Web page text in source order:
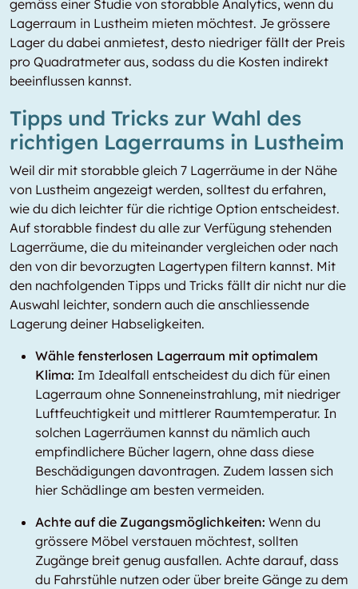
gemäss einer Studie von storabble Analytics, wenn du
Lagerraum in Lustheim mieten möchtest. Je grössere
Lager du dabei anmietest, desto niedriger fällt der Preis
pro Quadratmeter aus, sodass du die Kosten indirekt
beeinflussen kannst.
Tipps und Tricks zur Wahl des
richtigen Lagerraums in Lustheim
Weil dir mit storabble gleich 7 Lagerräume in der Nähe
von Lustheim angezeigt werden, solltest du erfahren,
wie du dich leichter für die richtige Option entscheidest.
Auf storabble findest du alle zur Verfügung stehenden
Lagerräume, die du miteinander vergleichen oder nach
den von dir bevorzugten Lagertypen filtern kannst. Mit
den nachfolgenden Tipps und Tricks fällt dir nicht nur die
Auswahl leichter, sondern auch die anschliessende
Lagerung deiner Habseligkeiten.
Wähle fensterlosen Lagerraum mit optimalem
Klima: Im Idealfall entscheidest du dich für einen
Lagerraum ohne Sonneneinstrahlung, mit niedriger
Luftfeuchtigkeit und mittlerer Raumtemperatur. In
solchen Lagerräumen kannst du nämlich auch
empfindlichere Bücher lagern, ohne dass diese
Beschädigungen davontragen. Zudem lassen sich
hier Schädlinge am besten vermeiden.
Achte auf die Zugangsmöglichkeiten: Wenn du
grössere Möbel verstauen möchtest, sollten
Zugänge breit genug ausfallen. Achte darauf, dass
du Fahrstühle nutzen oder über breite Gänge zu dem